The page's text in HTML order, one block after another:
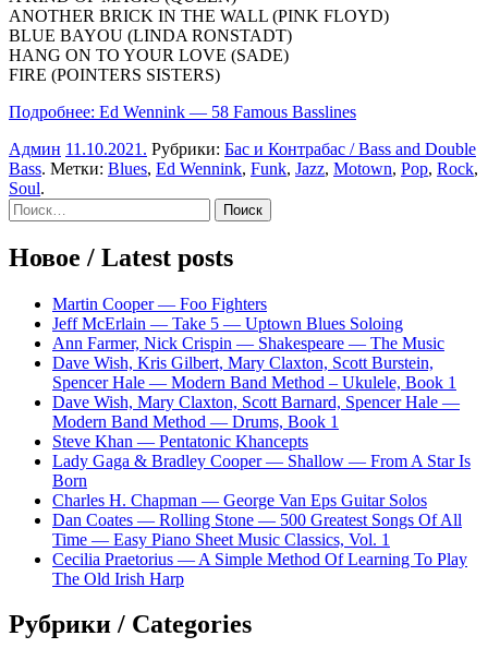
ANOTHER BRICK IN THE WALL (PINK FLOYD)
BLUE BAYOU (LINDA RONSTADT)
HANG ON TO YOUR LOVE (SADE)
FIRE (POINTERS SISTERS)
Подробнее: Ed Wennink — 58 Famous Basslines
Админ 11.10.2021 . Рубрики: Бас и Контрабас / Bass and Double
Bass. Метки: Blues, Ed Wennink, Funk, Jazz, Motown, Pop, Rock,
Soul.
Sidebar
Найти:
Новое / Latest posts
Martin Cooper — Foo Fighters
Jeff McErlain — Take 5 — Uptown Blues Soloing
Ann Farmer, Nick Crispin — Shakespeare — The Music
Dave Wish, Kris Gilbert, Mary Claxton, Scott Burstein,
Spencer Hale — Modern Band Method – Ukulele, Book 1
Dave Wish, Mary Claxton, Scott Barnard, Spencer Hale —
Modern Band Method — Drums, Book 1
Steve Khan — Pentatonic Khancepts
Lady Gaga & Bradley Cooper — Shallow — From A Star Is
Born
Charles H. Chapman — George Van Eps Guitar Solos
Dan Coates — Rolling Stone — 500 Greatest Songs Of All
Time — Easy Piano Sheet Music Classics, Vol. 1
Cecilia Praetorius — A Simple Method Of Learning To Play
The Old Irish Harp
Рубрики / Categories